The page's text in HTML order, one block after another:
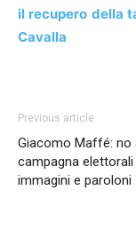
il recupero della
Cavalla
Previous article
Giacomo Maffé: no
campagna
immagini e paroloni